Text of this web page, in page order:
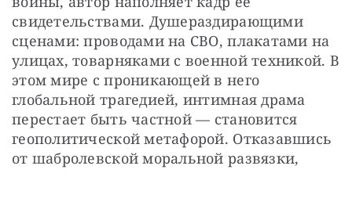
свидетельствами. Душераздирающими
сценами: проводами на СВО, плакатами на
улицах, товарняками с военной техникой. В
этом мире с проникающей в него
глобальной трагедией, интимная драма
перестает быть частной — становится
геополитической метафорой. Отказавшись
от шабролевской моральной развязки,